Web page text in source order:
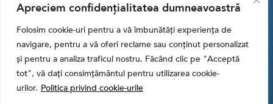
Apreciem confidențialitatea dumneavoastră
Folosim cookie-uri pentru a vă îmbunătăți experiența de
navigare, pentru a vă oferi reclame sau conținut personalizat
și pentru a analiza traficul nostru. Făcând clic pe "Acceptă
tot", vă dați consimțământul pentru utilizarea cookie-
urilor. Politica privind cookie-urile
BROKERI
Digital payments
TERMENUL ZILEI
Termeni si conditii
Politica de Confidentialitate